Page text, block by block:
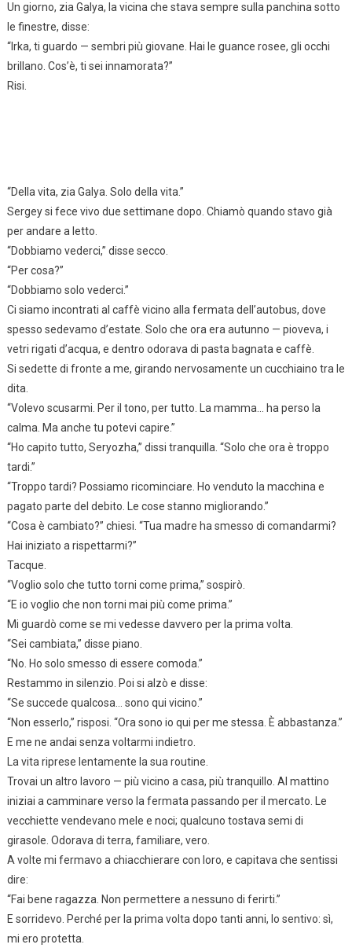
Un giorno, zia Galya, la vicina che stava sempre sulla panchina sotto
le finestre, disse:
“Irka, ti guardo — sembri più giovane. Hai le guance rosee, gli occhi
brillano. Cos’è, ti sei innamorata?”
Risi.
“Della vita, zia Galya. Solo della vita.”
Sergey si fece vivo due settimane dopo. Chiamò quando stavo già
per andare a letto.
“Dobbiamo vederci,” disse secco.
“Per cosa?”
“Dobbiamo solo vederci.”
Ci siamo incontrati al caffè vicino alla fermata dell’autobus, dove
spesso sedevamo d’estate. Solo che ora era autunno — pioveva, i
vetri rigati d’acqua, e dentro odorava di pasta bagnata e caffè.
Si sedette di fronte a me, girando nervosamente un cucchiaino tra le
dita.
“Volevo scusarmi. Per il tono, per tutto. La mamma… ha perso la
calma. Ma anche tu potevi capire.”
“Ho capito tutto, Seryozha,” dissi tranquilla. “Solo che ora è troppo
tardi.”
“Troppo tardi? Possiamo ricominciare. Ho venduto la macchina e
pagato parte del debito. Le cose stanno migliorando.”
“Cosa è cambiato?” chiesi. “Tua madre ha smesso di comandarmi?
Hai iniziato a rispettarmi?”
Tacque.
“Voglio solo che tutto torni come prima,” sospirò.
“E io voglio che non torni mai più come prima.”
Mi guardò come se mi vedesse davvero per la prima volta.
“Sei cambiata,” disse piano.
“No. Ho solo smesso di essere comoda.”
Restammo in silenzio. Poi si alzò e disse:
“Se succede qualcosa… sono qui vicino.”
“Non esserlo,” risposi. “Ora sono io qui per me stessa. È abbastanza.”
E me ne andai senza voltarmi indietro.
La vita riprese lentamente la sua routine.
Trovai un altro lavoro — più vicino a casa, più tranquillo. Al mattino
iniziai a camminare verso la fermata passando per il mercato. Le
vecchiette vendevano mele e noci; qualcuno tostava semi di
girasole. Odorava di terra, familiare, vero.
A volte mi fermavo a chiacchierare con loro, e capitava che sentissi
dire:
“Fai bene ragazza. Non permettere a nessuno di ferirti.”
E sorridevo. Perché per la prima volta dopo tanti anni, lo sentivo: sì,
mi ero protetta.